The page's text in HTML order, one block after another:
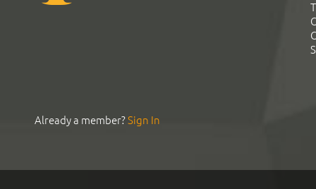
Already a member?Sign In